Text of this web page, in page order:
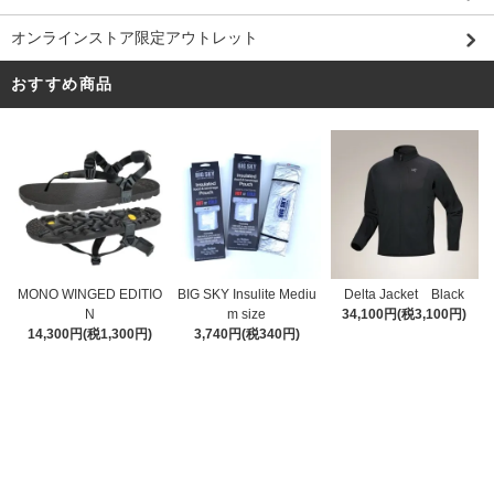
オンラインストア限定アウトレット
おすすめ商品
MONO WINGED EDITIO
N
14,300円(税1,300円)
BIG SKY Insulite Mediu
m size
3,740円(税340円)
Delta Jacket Black
34,100円(税3,100円)